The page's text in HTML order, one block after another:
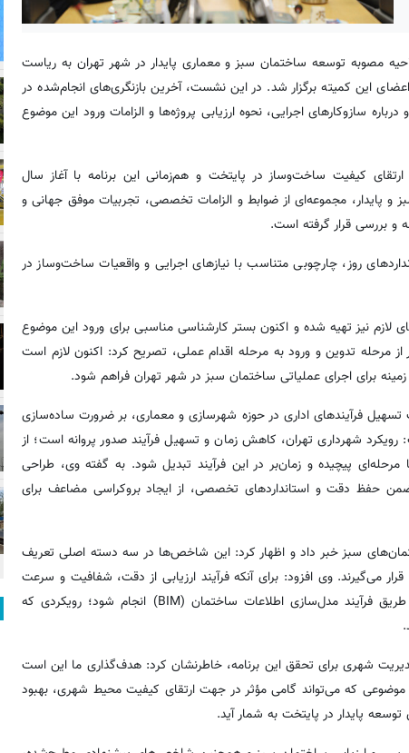
مصوبه توسعه ساختمان سبز و معماری پایدار در شهر تهران به ریاست
این کمیته برگزار شد. در این نشست، آخرین بازنگری‌های انجام‌شده در
سازوکارهای اجرایی، نحوه ارزیابی پروژه‌ها و الزامات ورود این موضوع
کیفیت ساخت‌وساز در پایتخت و هم‌زمانی این برنامه با آغاز سال
سبز و پایدار، مجموعه‌ای از ضوابط و الزامات تخصصی، تجربیات موفق جهانی و
و بررسی قرار گرفته است.
روز، چارچوبی متناسب با نیازهای اجرایی و واقعیات ساخت‌وساز در
نیز تهیه شده و اکنون بستر کارشناسی مناسبی برای ورود این موضوع
مرحله تدوین و ورود به مرحله اقدام عملی، تصریح کرد: اکنون لازم است
برای اجرای عملیاتی ساختمان سبز در شهر تهران فراهم شود.
فرآیندهای اداری در حوزه شهرسازی و معماری، بر ضرورت ساده‌سازی
شهرداری تهران، کاهش زمان و تسهیل فرآیند صدور پروانه است؛ از
پیچیده و زمان‌بر در این فرآیند تبدیل شود. به گفته وی، طراحی
ضمن حفظ دقت و استانداردهای تخصصی، از ایجاد بروکراسی مضاعف برای
ساختمان‌های سبز خبر داد و اظهار کرد: این شاخص‌ها در سه دسته اصلی تعریف
می‌گیرند. وی افزود: برای آنکه فرآیند ارزیابی از دقت، شفافیت و سرعت
بیشتری برخوردار باشد، پیشنهاد شده است بررسی این شاخص‌ها از طریق فرآیند مدل‌سازی اطلاعات ساختمان (BIM) انجام شود؛ رویکردی که
شهری برای تحقق این برنامه، خاطرنشان کرد: هدف‌گذاری ما این است
موضوعی که می‌تواند گامی مؤثر در جهت ارتقای کیفیت محیط شهری، بهبود
پایدار در پایتخت به شمار آید.